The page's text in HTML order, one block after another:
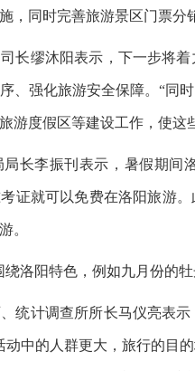
，同时完善旅游景区门票分
长缪沐阳表示，下一步将
、强化旅游安全保障。“同
游度假区等建设工作，使
长李振刊表示，暑假期间
证就可以免费在洛阳旅游
。
洛阳特色，例如九月份的
统计调查所所长马仪亮表
动中的人群更大，旅行的目